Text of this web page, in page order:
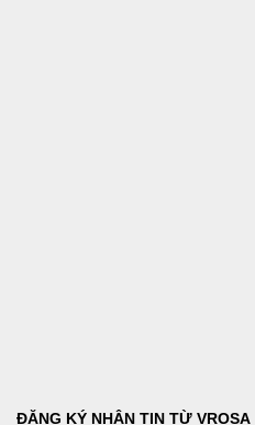
ĐĂNG KÝ NHẬN TIN TỪ VROSA